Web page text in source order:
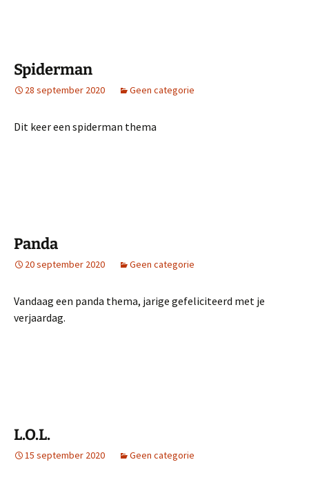
Spiderman
28 september 2020 Geen categorie
Dit keer een spiderman thema
Panda
20 september 2020 Geen categorie
Vandaag een panda thema, jarige gefeliciteerd met je
verjaardag.
L.O.L.
15 september 2020 Geen categorie